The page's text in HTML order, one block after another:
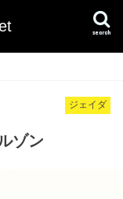
search
ジェイダ
ゾン